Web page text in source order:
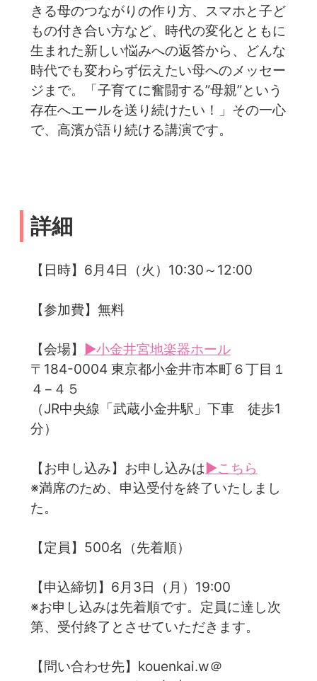
きる母のつながりの作り方、スマホと子ど
もの付き合い方など、時代の変化とともに
生まれた新しい悩みへの返答から、どんな
時代でも変わらず伝えたい母へのメッセー
ジまで。「子育てに奮闘する”母親”という
存在へエールを送り続けたい！」その一心
で、高濱が語り続ける講演です。
詳細
【日時】6月4日（火）10:30～12:00
【参加費】無料
【会場】 ▶小金井宮地楽器ホール
〒184-0004 東京都小金井市本町６丁目１
４−４５
（JR中央線「武蔵小金井駅」下車 徒歩1
分）
【お申し込み】お申し込みは▶こちら
※満席のため、申込受付を終了いたしまし
た。
【定員】500名（先着順）
【申込締切】6月3日（月）19:00
※お申し込みは先着順です。定員に達し次
第、受付終了とさせていただきます。
【問い合わせ先】kouenkai.w＠